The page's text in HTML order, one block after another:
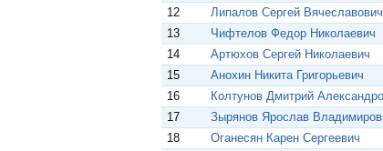
12
Липалов Сергей Вячеславович
13
Чифтелов Федор Николаевич
14
Артюхов Сергей Николаевич
15
Анохин Никита Григорьевич
16
Колтунов Дмитрий
17
Зырянов Ярослав
18
Оганесян Карен Сергеевич